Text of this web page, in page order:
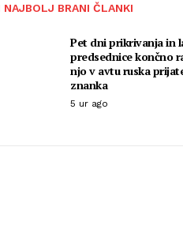
NAJBOLJ BRANI ČLANKI
Pet dni prikrivanja in
predsednice končno
njo v avtu ruska
znanka
5 ur ago